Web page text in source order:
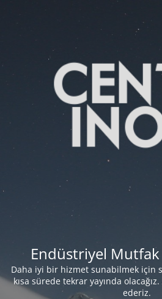
Endüstriyel Mutfak
Daha iyi bir hizmet sunabilmek için
kısa sürede tekrar yayında
ederiz.